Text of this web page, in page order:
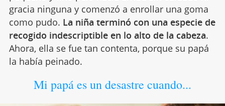
gracia ninguna y comenzó a enrollar una goma
como pudo. La niña terminó con una especie de
recogido indescriptible en lo alto de la cabeza.
Ahora, ella se fue tan contenta, porque su papá
la había peinado.
Mi papá es un desastre cuando...